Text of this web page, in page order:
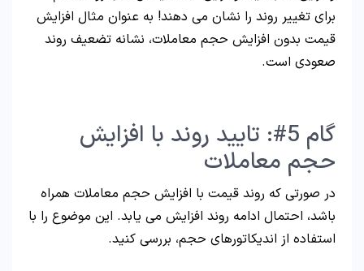
برای تغییر روند را نشان می دهند! به عنوان مثال افزایش
قیمت بدون افزایش حجم معاملات، نشانه تضعیف روند
صعودی است.
گام 5#: تایید روند با افزایش
حجم معاملات
در صورتی که روند قیمت با افزایش حجم معاملات همراه
باشد، احتمال ادامه روند افزایش می یابد. این موضوع را با
استفاده از اندیکاتورهای حجم، بررسی کنید.